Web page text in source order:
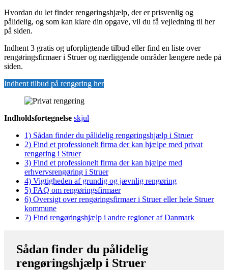
Hvordan du let finder rengøringshjælp, der er prisvenlig og
pålidelig, og som kan klare din opgave, vil du få vejledning til her
på siden.
Indhent 3 gratis og uforpligtende tilbud eller find en liste over
rengøringsfirmaer i Struer og nærliggende områder længere nede på
siden.
Indhent tilbud på rengøring her
Indholdsfortegnelse skjul
1) Sådan finder du pålidelig rengøringshjælp i Struer
2) Find et professionelt firma der kan hjælpe med privat
rengøring i Struer
3) Find et professionelt firma der kan hjælpe med
erhvervsrengøring i Struer
4) Vigtigheden af grundig og jævnlig rengøring
5) FAQ om rengøringsfirmaer
6) Oversigt over rengøringsfirmaer i Struer eller hele Struer
kommune
7) Find rengøringshjælp i andre regioner af Danmark
Sådan finder du pålidelig
rengøringshjælp i Struer